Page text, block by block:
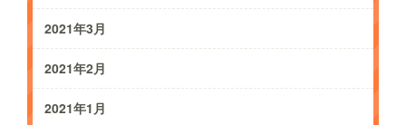
2021年3月
2021年2月
2021年1月